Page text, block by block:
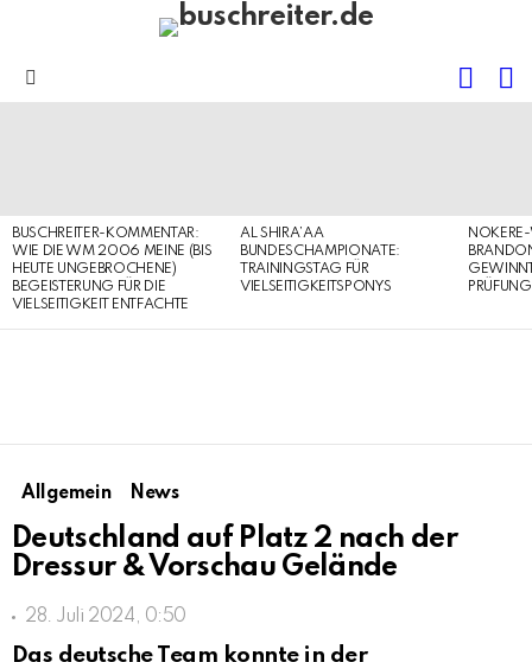
BUSCHREITER-KOMMENTAR:
WIE DIE WM 2006 MEINE (BIS
HEUTE UNGEBROCHENE)
BEGEISTERUNG FÜR DIE
VIELSEITIGKEIT ENTFACHTE
AL SHIRA’AA
BUNDESCHAMPIONATE:
TRAININGSTAG FÜR
VIELSEITIGKEITSPONYS
PRÜFUNG
Allgemein News
Deutschland auf Platz 2 nach der
Dressur & Vorschau Gelände
28. Juli 2024, 0:50
Das deutsche Team konnte in der